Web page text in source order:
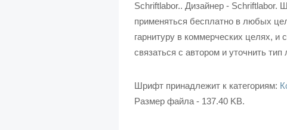
Schriftlabor.. Дизайнер -
применяться бесплатно в любых
гарнитуру в коммерческих целях, и
связаться с автором и уточнить тип
Шрифт принадлежит к категориям:
Размер файла - 137.40 KB.